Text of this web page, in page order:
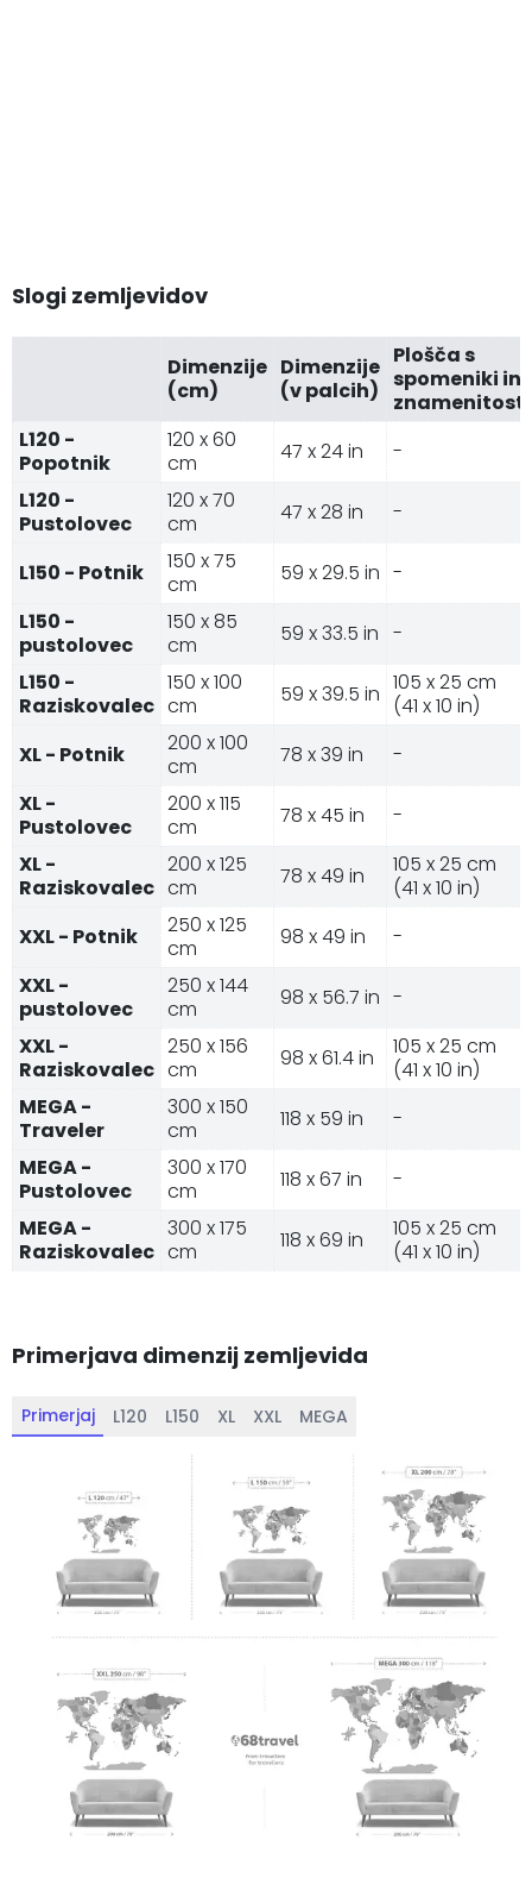
Slogi zemljevidov
Dimenzije
(cm)
Dimenzije
(v palcih)
Plošča s
spomeniki in
L120 -
Popotnik
120 x 60
cm
47 x 24 in
-
L120 -
Pustolovec
120 x 70
cm
47 x 28 in -
L150 - Potnik
150 x 75
cm
59 x 29.5 in -
L150 -
pustolovec
150 x 85
cm
59 x 33.5 in -
L150 -
Raziskovalec
150 x 100
cm
59 x 39.5 in 105 x 25 cm
(41 x 10 in)
XL - Potnik
200 x 100
cm
78 x 39 in
-
XL -
Pustolovec
200 x 115
cm
78 x 45 in
-
XL -
Raziskovalec
200 x 125
cm
78 x 49 in
105 x 25 cm
(41 x 10 in)
XXL - Potnik
250 x 125
cm
98 x 49 in
-
XXL -
pustolovec
250 x 144
cm
98 x 56.7 in -
XXL -
Raziskovalec
250 x 156
cm
98 x 61.4 in
105 x 25 cm
(41 x 10 in)
MEGA -
Traveler
300 x 150
cm
118 x 59 in
-
MEGA -
Pustolovec
300 x 170
cm
118 x 67 in
-
MEGA -
Raziskovalec
300 x 175
cm
118 x 69 in
105 x 25 cm
(41 x 10 in)
Primerjava dimenzij zemljevida
Primerjaj L120 L150 XL XXL MEGA